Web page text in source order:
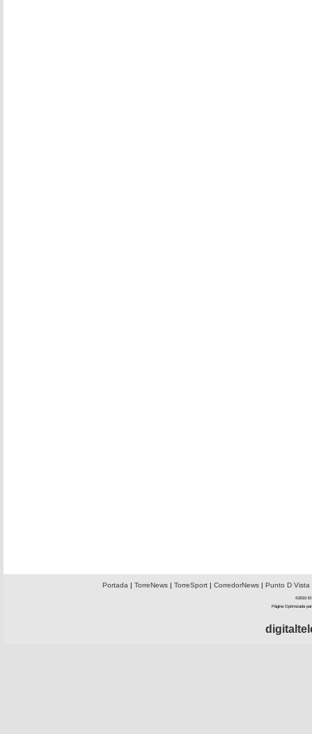
Portada | TorreNews| TorreSport| CorredorNews| Punto D Vista
©2010 El
Página Optimizada